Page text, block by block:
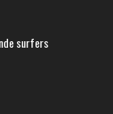
surfers